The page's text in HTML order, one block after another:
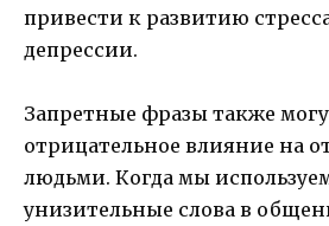
привести к развитию
депрессии.
Запретные фразы также
отрицательное влияние на
людьми. Когда мы
унизительные слова в